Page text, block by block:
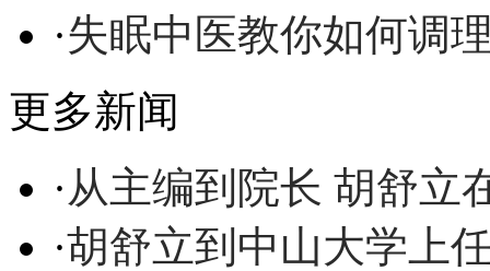
·失眠中医教你如何调
更多新闻
·从主编到院长 胡舒立
·胡舒立到中山大学上